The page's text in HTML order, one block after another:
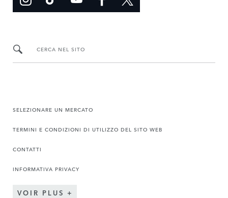
CERCA NEL SITO
SELEZIONARE UN MERCATO
TERMINI E CONDIZIONI DI UTILIZZO DEL SITO WEB
CONTATTI
INFORMATIVA PRIVACY
VOIR PLUS